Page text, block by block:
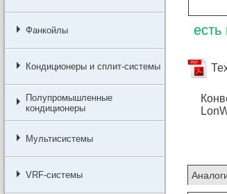
Фанкойлы
Кондиционеры и сплит-системы
Полупромышленные
кондиционеры
Мультисистемы
VRF-системы
есть